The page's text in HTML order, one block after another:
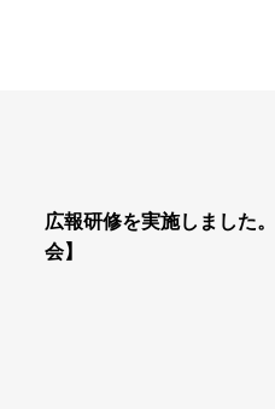
広報研修を実施しました
会】